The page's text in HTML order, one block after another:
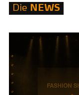
Die NEWS